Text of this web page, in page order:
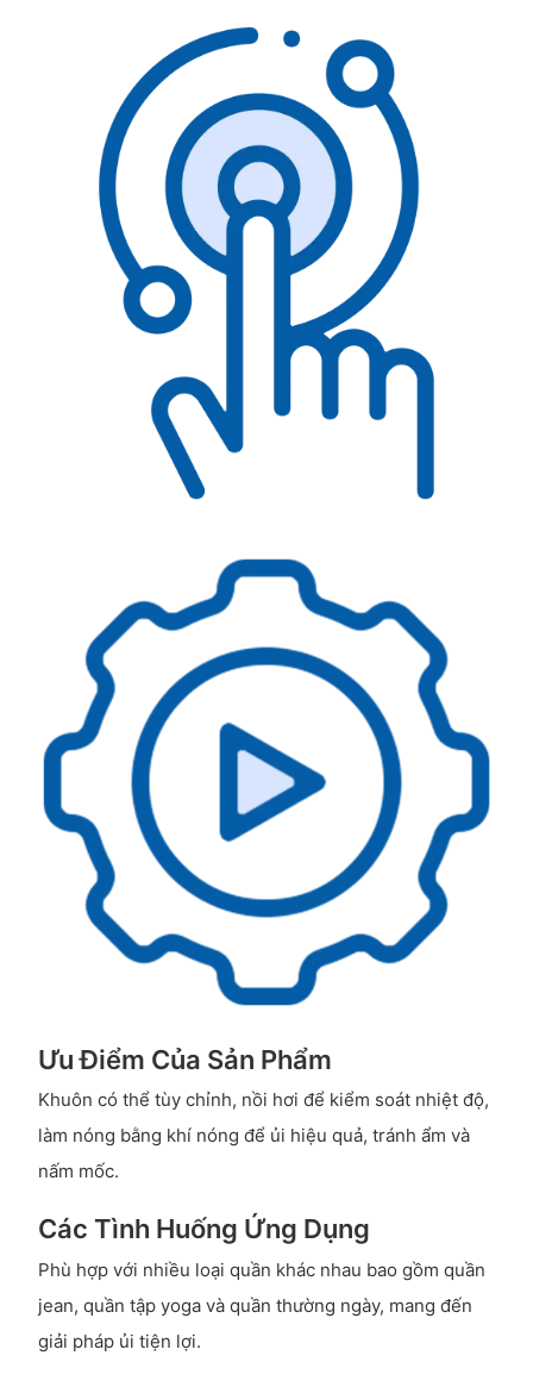
Ưu Điểm Của Sản Phẩm
Khuôn có thể tùy chỉnh, nồi hơi để kiểm soát nhiệt độ,
làm nóng bằng khí nóng để ủi hiệu quả, tránh ẩm và
nấm mốc.
Các Tình Huống Ứng Dụng
Phù hợp với nhiều loại quần khác nhau bao gồm quần
jean, quần tập yoga và quần thường ngày, mang đến
giải pháp ủi tiện lợi.